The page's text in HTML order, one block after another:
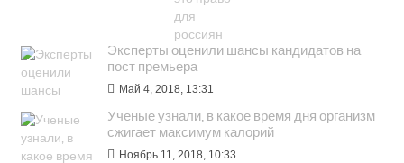
Эксперты оценили шансы кандидатов на
пост премьера
Май 4, 2018, 13:31
Ученые узнали, в какое время дня организм
сжигает максимум калорий
Ноябрь 11, 2018, 10:33